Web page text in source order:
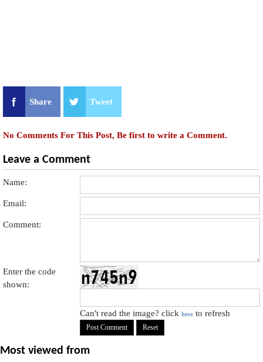
Share Tweet
No Comments For This Post, Be first to write a Comment.
Leave a Comment
Name:
Email:
Comment:
Enter the code
shown:
Can't read the image? clickhere to refresh
Most viewed from